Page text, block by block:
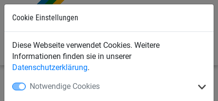
Cookie Einstellungen
Diese Webseite verwendet Cookies. Weitere
Informationen finden sie in unserer
Datenschutzerklärung.
Notwendige Cookies
Bauschutznetze Seitenschutznetze Seitenschutznetze